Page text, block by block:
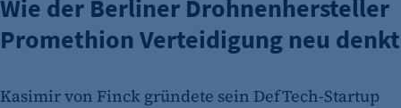
Wie der Berliner Drohnenhersteller
Promethion Verteidigung neu denkt
Kasimir von Finck gründete sein DefTech-Startup